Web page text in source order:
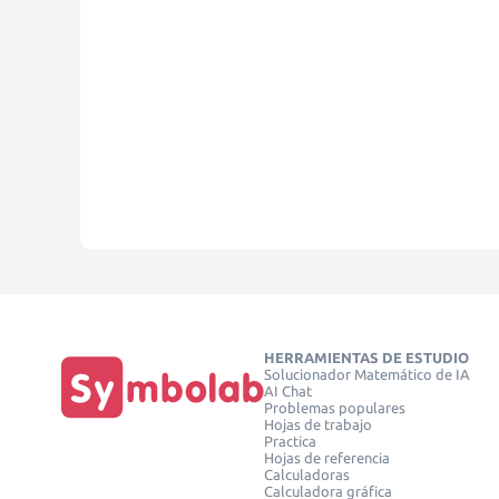
HERRAMIENTAS DE ESTUDIO
Solucionador Matemático de IA
AI Chat
Problemas populares
Hojas de trabajo
Practica
Hojas de referencia
Calculadoras
Calculadora gráfica